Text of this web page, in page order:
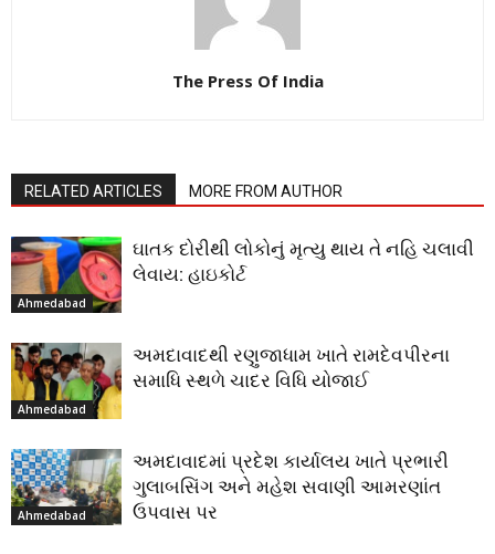
The Press Of India
RELATED ARTICLES MORE FROM AUTHOR
Ahmedabad
ઘાતક દોરીથી લોકોનું મૃત્યુ થાય તે નહિ ચલાવી
લેવાય: હાઇકોર્ટ
Ahmedabad
અમદાવાદથી રણુજાધામ ખાતે રામદેવપીરના
સમાધિ સ્થળે ચાદર વિધિ યોજાઈ
Ahmedabad
અમદાવાદમાં પ્રદેશ કાર્યાલય ખાતે પ્રભારી
ગુલાબસિંગ અને મહેશ સવાણી આમરણાંત
ઉપવાસ પર